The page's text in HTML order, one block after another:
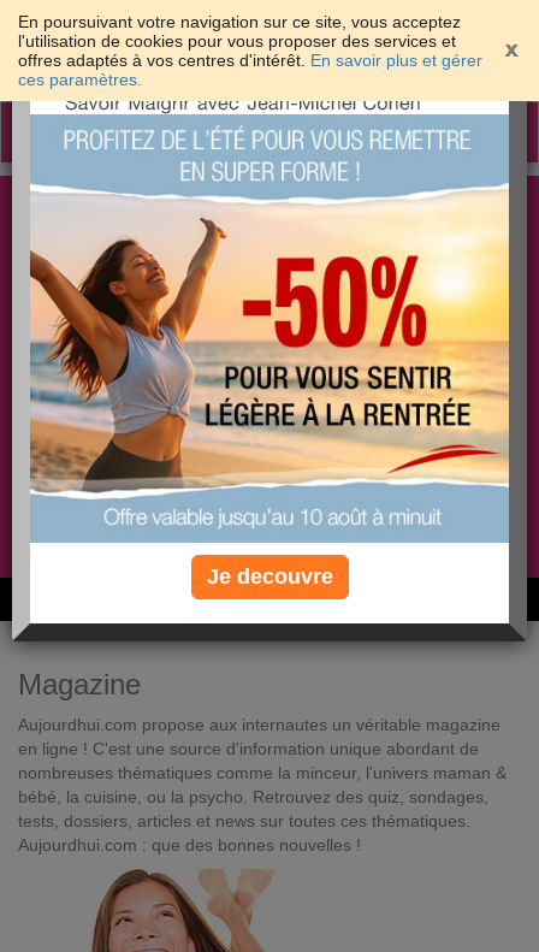
En poursuivant votre navigation sur ce site, vous acceptez
l'utilisation de cookies pour vous proposer des services et
offres adaptés à vos centres d'intérêt. En savoir plus et gérer
ces paramètres.
Toggle
Les meilleures solutions pour maigrir et être bien
dans sa peau
PLUS
EFFICACE
PLUS
SANTÉ
PLUS
COACHING
Non, je préfère le régime gratuit
6M de personnes ont maigri et réappris à manger avec nous
Magazine
Aujourdhui.com propose aux internautes un véritable magazine
en ligne ! C'est une source d'information unique abordant de
nombreuses thématiques comme la minceur, l'univers maman &
bébé, la cuisine, ou la psycho. Retrouvez des quiz, sondages,
tests, dossiers, articles et news sur toutes ces thématiques.
Aujourdhui.com : que des bonnes nouvelles !
×
Je decouvre